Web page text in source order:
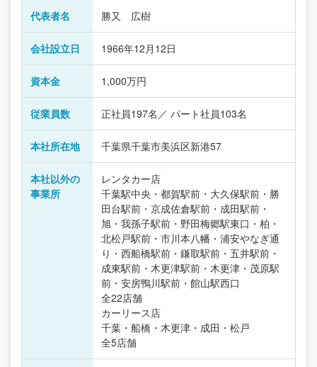
代表者名 勝又 広樹
会社設立日 1966年12月12日
資本金 1,000万円
従業員数 正社員197名／ パート社員103名
本社所在地 千葉県千葉市美浜区新港57
本社以外の
事業所
レンタカー店
千葉駅中央・都賀駅前・大久保駅前・勝
田台駅前・京成佐倉駅前・成田駅前・
旭・我孫子駅前・野田梅郷駅東口・柏・
北松戸駅前・市川本八幡・浦安やなぎ通
り・西船橋駅前・鎌取駅前・五井駅前・
成東駅前・木更津駅前・木更津・茂原駅
前・安房鴨川駅前・館山駅西口
全22店舗
カーリース店
千葉・船橋・木更津・成田・松戸
全5店舗